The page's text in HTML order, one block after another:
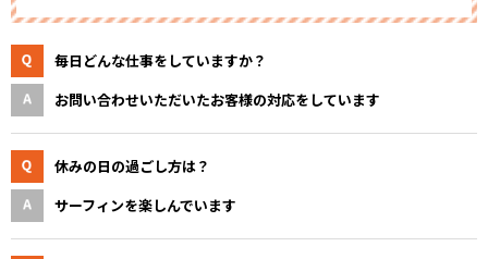
毎日どんな仕事をしていますか？
お問い合わせいただいたお客様の対応をしています
休みの日の過ごし方は？
サーフィンを楽しんでいます